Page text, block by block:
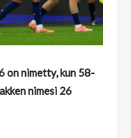
on nimetty, kun 58-
nimesi 26